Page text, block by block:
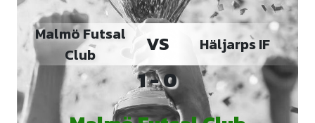
Malmö Futsal
Club
VS Häljarps IF
1 - 0